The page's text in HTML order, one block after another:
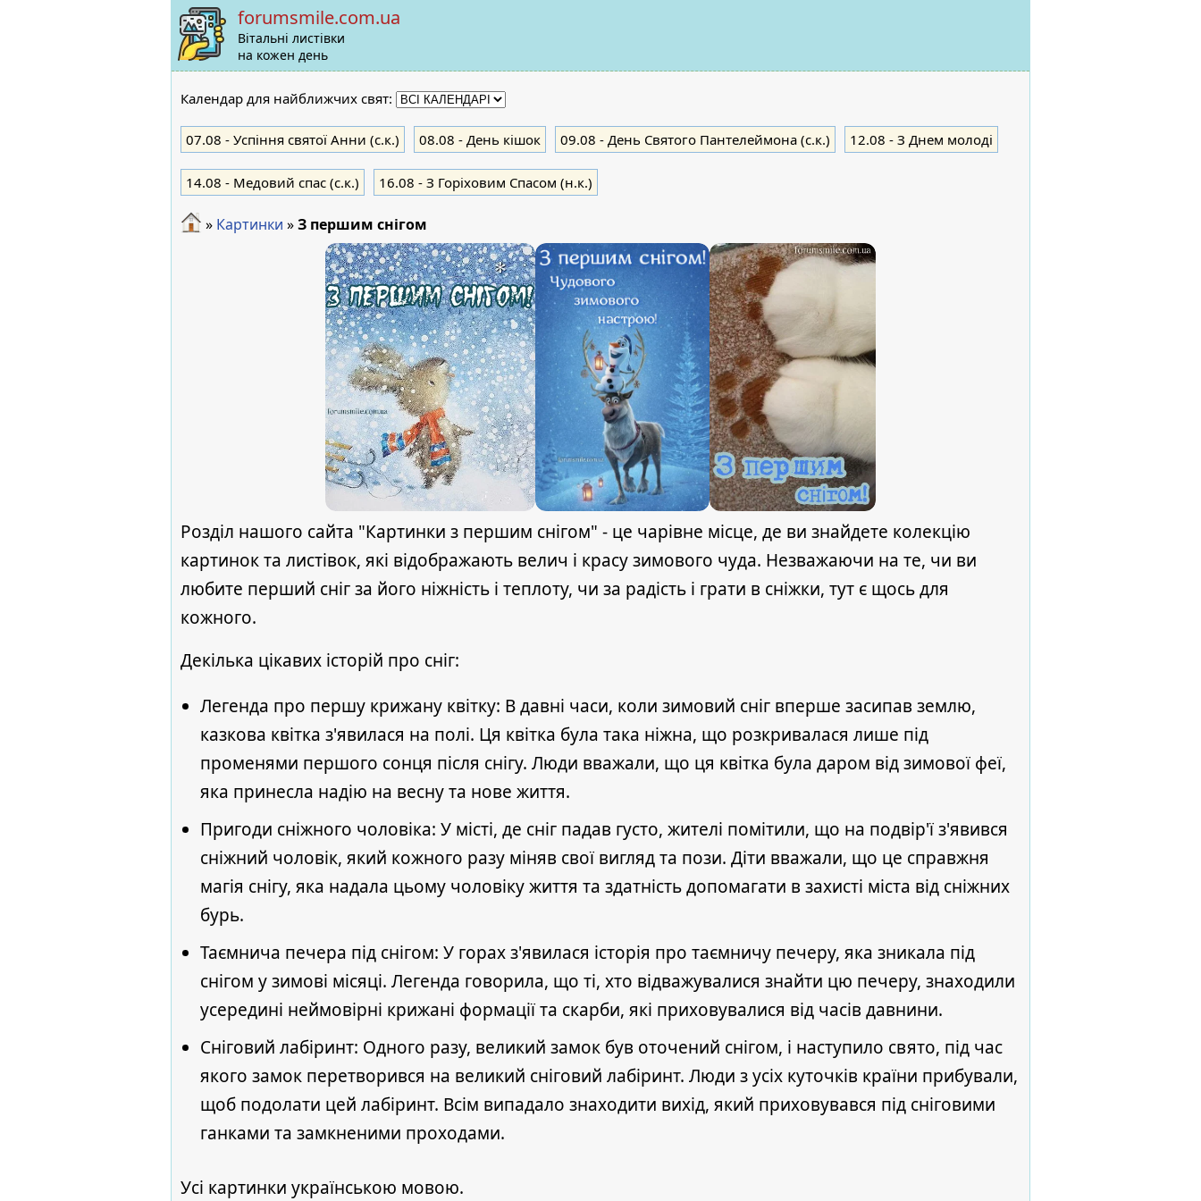
forumsmile.com.ua
Вітальні листівки
на кожен день
Календар для найближчих свят:
07.08 - Успіння святої Анни (с.к.) 08.08 - День кішок 09.08 - День Святого Пантелеймона (с.к.) 12.08 - З Днем молоді
14.08 - Медовий спас (с.к.) 16.08 - З Горіховим Спасом (н.к.)
» Картинки »З першим снігом
Розділ нашого сайта "Картинки з першим снігом" - це чарівне місце, де ви знайдете колекцію
картинок та листівок, які відображають велич і красу зимового чуда. Незважаючи на те, чи ви
любите перший сніг за його ніжність і теплоту, чи за радість і грати в сніжки, тут є щось для
кожного.
Декілька цікавих історій про сніг:
Легенда про першу крижану квітку: В давні часи, коли зимовий сніг вперше засипав землю,
казкова квітка з'явилася на полі. Ця квітка була така ніжна, що розкривалася лише під
променями першого сонця після снігу. Люди вважали, що ця квітка була даром від зимової феї,
яка принесла надію на весну та нове життя.
Пригоди сніжного чоловіка: У місті, де сніг падав густо, жителі помітили, що на подвір'ї з'явився
сніжний чоловік, який кожного разу міняв свої вигляд та пози. Діти вважали, що це справжня
магія снігу, яка надала цьому чоловіку життя та здатність допомагати в захисті міста від сніжних
бурь.
Таємнича печера під снігом: У горах з'явилася історія про таємничу печеру, яка зникала під
снігом у зимові місяці. Легенда говорила, що ті, хто відважувалися знайти цю печеру, знаходили
усередині неймовірні крижані формації та скарби, які приховувалися від часів давнини.
Сніговий лабіринт: Одного разу, великий замок був оточений снігом, і наступило свято, під час
якого замок перетворився на великий сніговий лабіринт. Люди з усіх куточків країни прибували,
щоб подолати цей лабіринт. Всім випадало знаходити вихід, який приховувався під сніговими
ганками та замкненими проходами.
Усі картинки українською мовою.